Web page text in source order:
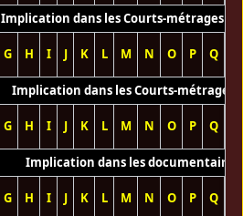
Implication dans les Courts-métrages
G H I J K L M N O P Q
Implication dans les Courts-métrages
G H I J K L M N O P Q
Implication dans les documentaires
G H I J K L M N O P Q